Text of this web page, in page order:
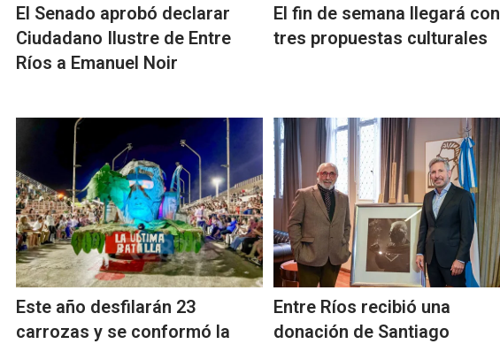
El Senado aprobó declarar
Ciudadano Ilustre de Entre
Ríos a Emanuel Noir
El fin de semana llegará con
tres propuestas culturales
Este año desfilarán 23
carrozas y se conformó la
Entre Ríos recibió una
donación de Santiago